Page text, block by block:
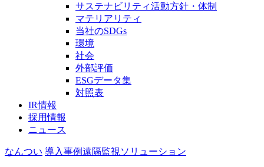
サステナビリティ活動方針・体制
マテリアリティ
当社のSDGs
環境
社会
外部評価
ESGデータ集
対照表
IR情報
採用情報
ニュース
なんつい 導入事例遠隔監視ソリューション